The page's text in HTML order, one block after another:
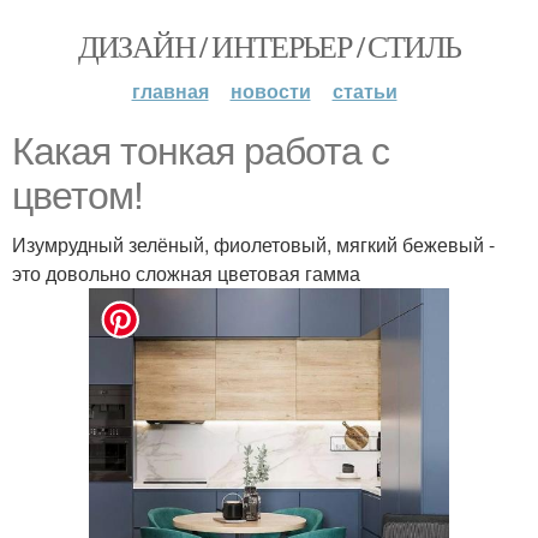
ДИЗАЙН / ИНТЕРЬЕР / СТИЛЬ
главная новости статьи
Какая тонкая работа с
цветом!
Изумрудный зелёный, фиолетовый, мягкий бежевый -
это довольно сложная цветовая гамма